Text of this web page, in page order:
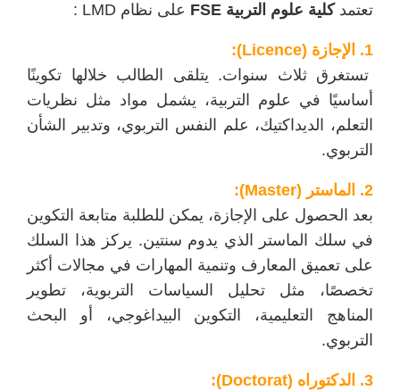
تعتمدكلية علوم التربية FSE على نظام LMD :
1. الإجازة (Licence):
تستغرق ثلاث سنوات. يتلقى الطالب خلالها تكوينًا
أساسيًا في علوم التربية، يشمل مواد مثل نظريات
التعلم، الديداكتيك، علم النفس التربوي، وتدبير الشأن
التربوي.
2. الماستر (Master):
بعد الحصول على الإجازة، يمكن للطلبة متابعة التكوين
في سلك الماستر الذي يدوم سنتين. يركز هذا السلك
على تعميق المعارف وتنمية المهارات في مجالات أكثر
تخصصًا، مثل تحليل السياسات التربوية، تطوير
المناهج التعليمية، التكوين البيداغوجي، أو البحث
التربوي.
3. الدكتوراه (Doctorat):